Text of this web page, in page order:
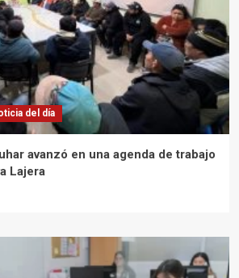
del día
avanzó en una agenda de trabajo
Lajera